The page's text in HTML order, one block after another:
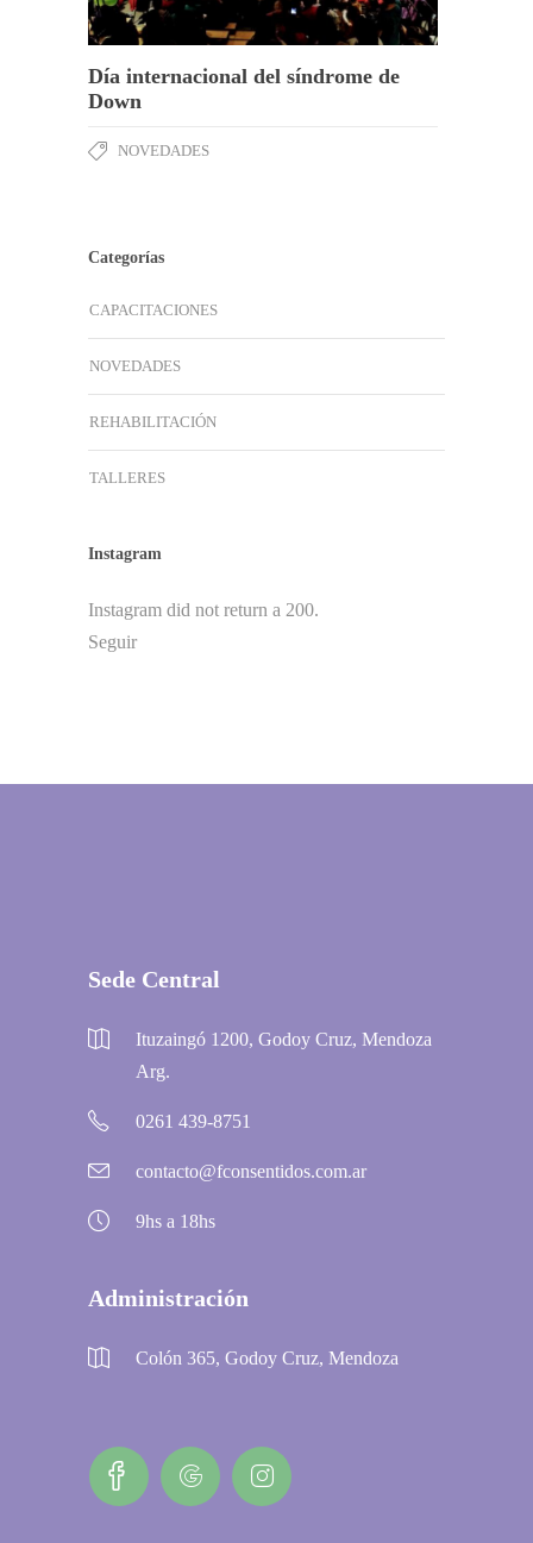
Día internacional del síndrome de
Down
NOVEDADES
Categorías
CAPACITACIONES
NOVEDADES
REHABILITACIÓN
TALLERES
Instagram
Instagram did not return a 200.
Seguir
Sede Central
Ituzaingó 1200, Godoy Cruz, Mendoza
Arg.
0261 439-8751
contacto@fconsentidos.com.ar
9hs a 18hs
Administración
Colón 365, Godoy Cruz, Mendoza